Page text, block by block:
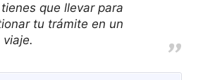
que llevar para
tu trámite en un
viaje.